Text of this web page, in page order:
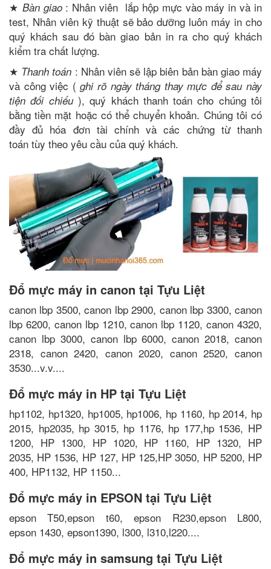
★ Bàn giao : Nhân viên lắp hộp mực vào máy in và in
test, Nhân viên kỹ thuật sẽ bảo dưỡng luôn máy in cho
quý khách sau đó bàn giao bản in ra cho quý khách
kiểm tra chất lượng.
★ Thanh toán : Nhân viên sẽ lập biên bản bàn giao máy
và công việc (ghi rõ ngày tháng thay mực để sau này
tiện đối chiếu), quý khách thanh toán cho chúng tôi
bằng tiền mặt hoặc có thể chuyển khoản. Chúng tôi có
đầy đủ hóa đơn tài chính và các chứng từ thanh
toán tùy theo yêu cầu của quý khách.
Đổ mực máy in canon tại Tựu Liệt
canon lbp 3500, canon lbp 2900, canon lbp 3300, canon
lbp 6200, canon lbp 1210, canon lbp 1120, canon 4320,
canon lbp 3000, canon lbp 6000, canon 2018, canon
2318, canon 2420, canon 2020, canon 2520, canon
3530...v.v....
Đổ mực máy in HP tại Tựu Liệt
hp1102, hp1320, hp1005, hp1006, hp 1160, hp 2014, hp
2015, hp2035, hp 3015, hp 1176, hp 177,hp 1536, HP
1200, HP 1300, HP 1020, HP 1160, HP 1320, HP
2035, HP 1536, HP 127, HP 125,HP 3050, HP 5200, HP
400, HP1132, HP 1150...
Đổ mực máy in EPSON tại Tựu Liệt
epson T50,epson t60, epson R230,epson L800,
epson 1430, epson1390, l300, l310,l220....
Đổ mực máy in samsung tại Tựu Liệt